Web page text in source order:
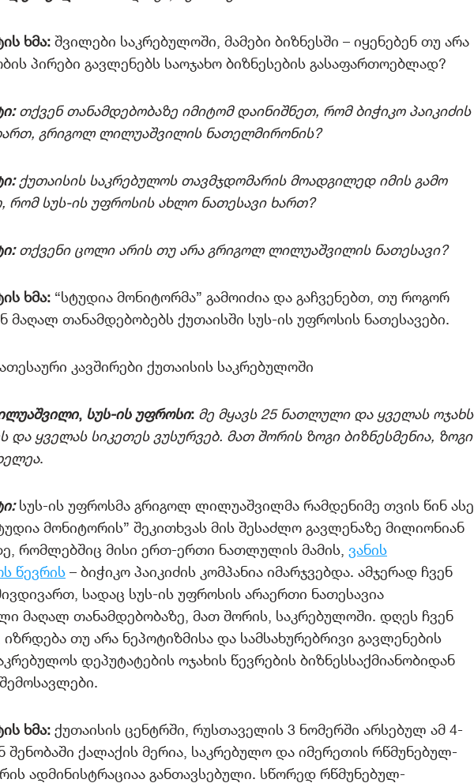
ხმა: შვილები საკრებულოში, მამები ბიზნესში – იყენებენ თუ არა
პირები გავლენებს საოჯახო ბიზნესების გასაფართოებლად?
თქვენ თანამდებობაზე იმიტომ დაინიშნეთ, რომ ბიჭიკო პაიკიძის
გრიგოლ ლილუაშვილის ნათელმირონის?
ქუთაისის საკრებულოს თავმჯდომარის მოადგილედ იმის გამო
რომ სუს-ის უფროსის ახლო ნათესავი ხართ?
თქვენი ცოლი არის თუ არა გრიგოლ ლილუაშვილის ნათესავი?
ხმა: “სტუდია მონიტორმა” გამოიძია და გაჩვენებთ, თუ როგორ
მაღალ თანამდებობებს ქუთაისში სუს-ის უფროსის ნათესავები.
კავშირები ქუთაისის საკრებულოში
, სუს-ის უფროსი: მე მყავს 25 ნათლული და ყველას ოჯახს
და ყველას სიკეთეს ვუსურვებ. მათ შორის ზოგი ბიზნესმენია, ზოგი
.
სუს-ის უფროსმა გრიგოლ ლილუაშვილმა რამდენიმე თვის წინ ასე
მონიტორის” შეკითხვას მის შესაძლო გავლენაზე მილიონიან
რომლებშიც მისი ერთ-ერთი ნათლულის მამის, ვანის
წევრის – ბიჭიკო პაიკიძის კომპანია იმარჯვებდა. ამჯერად ჩვენ
სადაც სუს-ის უფროსის არაერთი ნათესავია
მაღალ თანამდებობაზე, მათ შორის, საკრებულოში. დღეს ჩვენ
იზრდება თუ არა ნეპოტიზმისა და სამსახურებრივი გავლენების
დეპუტატების ოჯახის წევრების ბიზნესსაქმიანობიდან
ხმა: ქუთაისის ცენტრში, რუსთაველის 3 ნომერში არსებულ ამ 4-
შენობაში ქალაქის მერია, საკრებულო და იმერეთის რწმუნებულ-
ადმინისტრაციაა განთავსებული. სწორედ რწმუნებულ-